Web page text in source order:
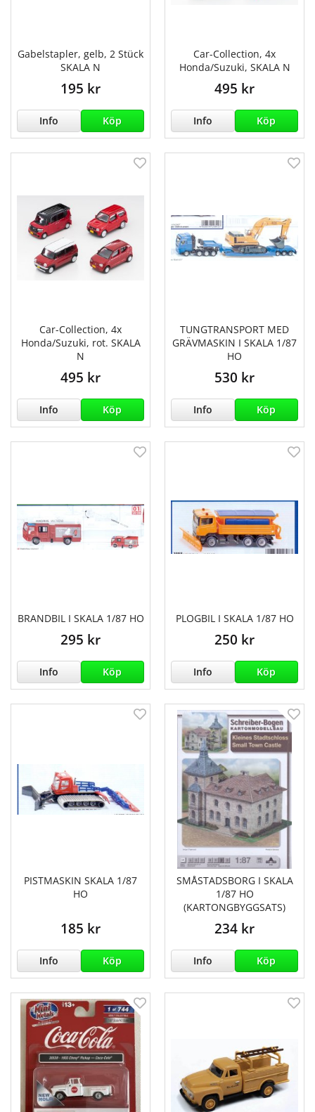
Gabelstapler, gelb, 2 Stück
SKALA N
195 kr
Info Köp
Car-Collection, 4x
Honda/Suzuki, SKALA N
495 kr
Info Köp
Car-Collection, 4x
Honda/Suzuki, rot. SKALA
N
495 kr
Info Köp
TUNGTRANSPORT MED
GRÄVMASKIN I SKALA 1/87
HO
530 kr
Info Köp
BRANDBIL I SKALA 1/87 HO
295 kr
Info Köp
PLOGBIL I SKALA 1/87 HO
250 kr
Info Köp
PISTMASKIN SKALA 1/87
HO
185 kr
Info Köp
SMÅSTADSBORG I SKALA
1/87 HO
(KARTONGBYGGSATS)
234 kr
Info Köp